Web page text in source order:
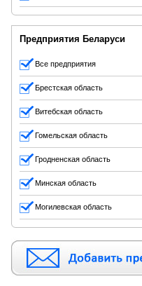
Предприятия Беларуси
Все предприятия
Брестская область
Витебская область
Гомельская область
Гродненская область
Минская область
Могилевская область